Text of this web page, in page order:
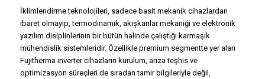
İklimlendirme teknolojileri, sadece basit mekanik cihazlardan
ibaret olmayıp, termodinamik, akışkanlar mekaniği ve elektronik
yazılım disiplinlerinin bir bütün halinde çalıştığı karmaşık
mühendislik sistemleridir. Özellikle premium segmentte yer alan
Fujitherma inverter cihazların kurulum, arıza teşhis ve
optimizasyon süreçleri de sıradan tamir bilgileriyle değil,